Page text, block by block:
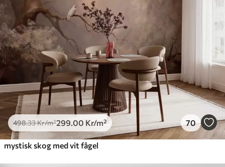
498.33Kr/m²299.00 Kr/m² 70
mystisk skog med vit fågel